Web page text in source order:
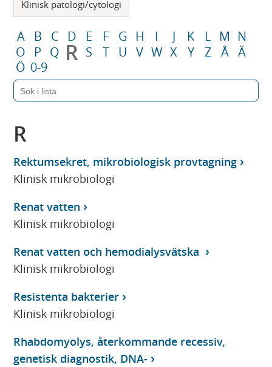
Klinisk patologi/cytologi
A B C D E F G H I J K L M N
O
P Q R S T U V W X Y Z Å Ä
Ö 0-9
R
Rektumsekret, mikrobiologisk provtagning
Klinisk mikrobiologi
Renat vatten
Klinisk mikrobiologi
Renat vatten och hemodialysvätska
Klinisk mikrobiologi
Resistenta bakterier
Klinisk mikrobiologi
Rhabdomyolys, återkommande recessiv,
genetisk diagnostik, DNA-